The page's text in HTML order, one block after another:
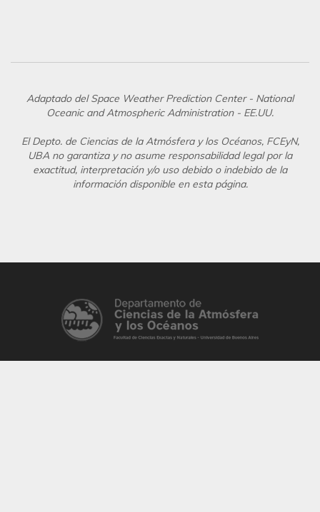
Adaptado del Space Weather Prediction Center - National
Oceanic and Atmospheric Administration - EE.UU.
El Depto. de Ciencias de la Atmósfera y los Océanos, FCEyN,
UBA no garantiza y no asume responsabilidad legal por la
exactitud, interpretación y/o uso debido o indebido de la
información disponible en esta página.